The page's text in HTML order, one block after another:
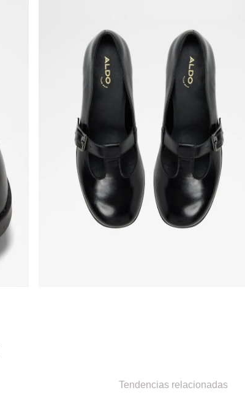
Tendencias relacionadas